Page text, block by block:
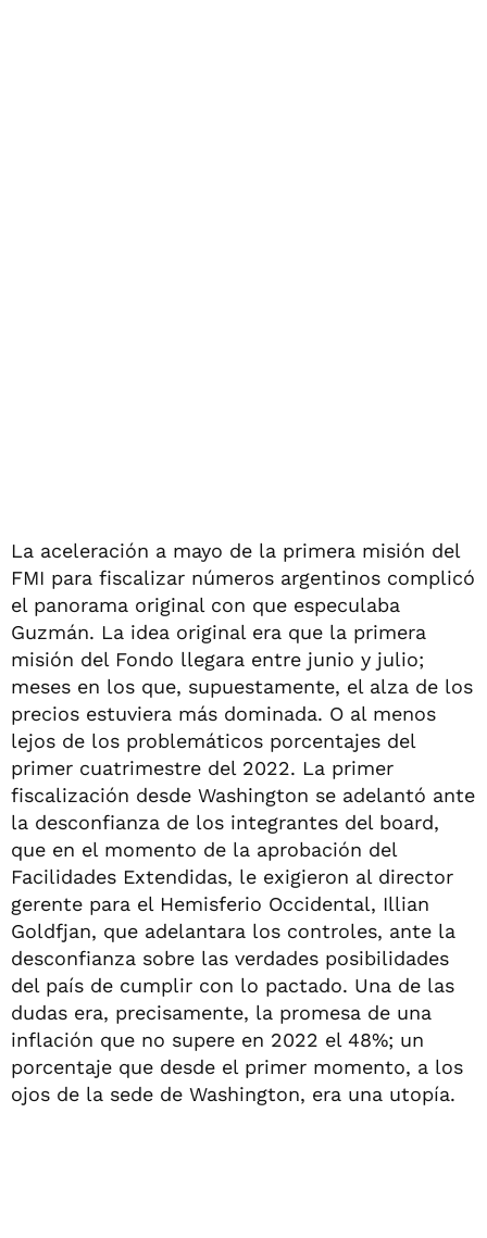
La aceleración a mayo de la primera misión del
FMI para fiscalizar números argentinos complicó
el panorama original con que especulaba
Guzmán. La idea original era que la primera
misión del Fondo llegara entre junio y julio;
meses en los que, supuestamente, el alza de los
precios estuviera más dominada. O al menos
lejos de los problemáticos porcentajes del
primer cuatrimestre del 2022. La primer
fiscalización desde Washington se adelantó ante
la desconfianza de los integrantes del board,
que en el momento de la aprobación del
Facilidades Extendidas, le exigieron al director
gerente para el Hemisferio Occidental, Illian
Goldfjan, que adelantara los controles, ante la
desconfianza sobre las verdades posibilidades
del país de cumplir con lo pactado. Una de las
dudas era, precisamente, la promesa de una
inflación que no supere en 2022 el 48%; un
porcentaje que desde el primer momento, a los
ojos de la sede de Washington, era una utopía.